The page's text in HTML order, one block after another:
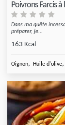
Poivrons Farcis
Dans ma quête
préparer, je...
163 Kcal
Oignon, Huile d'olive,